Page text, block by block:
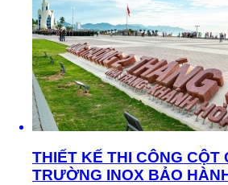
THIẾT KẾ THI CÔNG CỘT
TRƯỜNG INOX BẢO